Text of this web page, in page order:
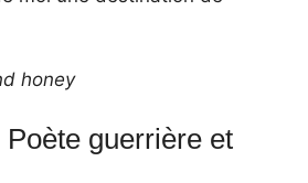
honey
guerrière et